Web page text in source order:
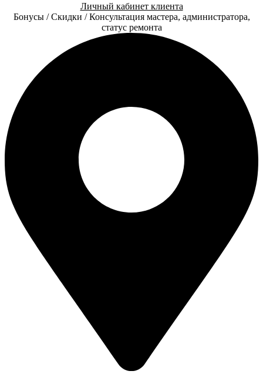
Личный кабинет клиента
Бонусы / Скидки / Консультация мастера, администратора,
статус ремонта